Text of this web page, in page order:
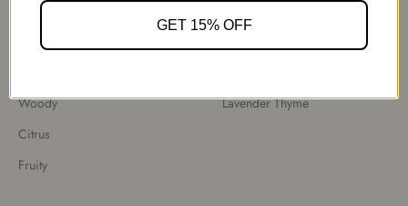
Sweet & Spicy
Fresh & Clean
Woody
Citrus
Fruity
Lavender Thyme
GET 15% OFF